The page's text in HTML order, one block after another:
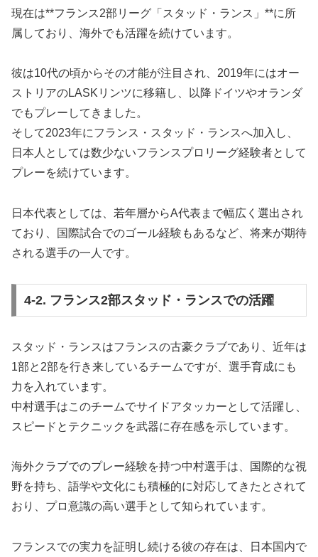
現在は**フランス2部リーグ「スタッド・ランス」**に所
属しており、海外でも活躍を続けています。
彼は10代の頃からその才能が注目され、2019年にはオー
ストリアのLASKリンツに移籍し、以降ドイツやオランダ
でもプレーしてきました。
そして2023年にフランス・スタッド・ランスへ加入し、
日本人としては数少ないフランスプロリーグ経験者として
プレーを続けています。
日本代表としては、若年層からA代表まで幅広く選出され
ており、国際試合でのゴール経験もあるなど、将来が期待
される選手の一人です。
4-2. フランス2部スタッド・ランスでの活躍
スタッド・ランスはフランスの古豪クラブであり、近年は
1部と2部を行き来しているチームですが、選手育成にも
力を入れています。
中村選手はこのチームでサイドアタッカーとして活躍し、
スピードとテクニックを武器に存在感を示しています。
海外クラブでのプレー経験を持つ中村選手は、国際的な視
野を持ち、語学や文化にも積極的に対応してきたとされて
おり、プロ意識の高い選手として知られています。
フランスでの実力を証明し続ける彼の存在は、日本国内で